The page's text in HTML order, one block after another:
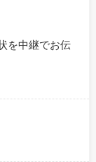
を中継でお伝